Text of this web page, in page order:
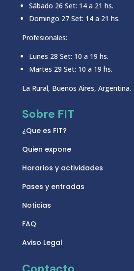
Sábado 26 Set: 14 a 21 hs.
Domingo 27 Set: 14 a 21 hs.
Profesionales:
Lunes 28 Set: 10 a 19 hs.
Martes 29 Set: 10 a 19 hs.
La Rural, Buenos Aires, Argentina.
Sobre FIT
¿Que es FIT?
Quien expone
Horarios y actividades
Pases y entradas
Noticias
FAQ
Aviso Legal